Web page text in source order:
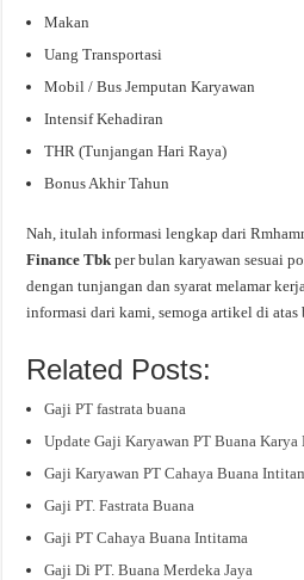
Makan
Uang Transportasi
Mobil / Bus Jemputan Karyawan
Intensif Kehadiran
THR (Tunjangan Hari Raya)
Bonus Akhir Tahun
Nah, itulah informasi lengkap dari
Finance Tbkper bulan karyawan sesuai
dengan tunjangan dan syarat melamar
informasi dari kami, semoga artikel di atas
Related Posts:
Gaji PT fastrata buana
Update Gaji Karyawan PT Buana Karya
Gaji Karyawan PT Cahaya Buana
Gaji PT. Fastrata Buana
Gaji PT Cahaya Buana Intitama
Gaji Di PT. Buana Merdeka Jaya